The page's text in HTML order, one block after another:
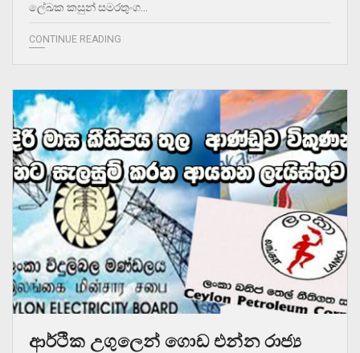
ලේඛක කසුන් සමරතුංග…
CONTINUE READING
ආර්ථික උගුලෙන් ගොඩ එන්න රාජ්‍ය